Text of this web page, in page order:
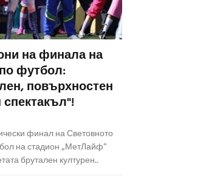
на финала на
футбол:
повърхностен
финал на Световното
на стадион „МетЛайф“
брутален културен..